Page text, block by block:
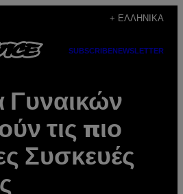
+ ΕΛΛΗΝΙΚΆ
SUBSCRIBENEWSLETTER
Γυναικών
τις πιο
Συσκευές